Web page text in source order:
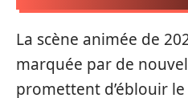
La scène animée de
marquée par de
promettent d’éblouir